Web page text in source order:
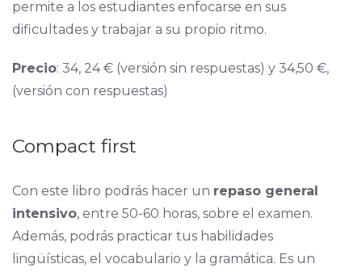
permite a los estudiantes enfocarse en sus
dificultades y trabajar a su propio ritmo.
Precio: 34, 24 € (versión sin respuestas) y 34,50 €,
(versión con respuestas)
Compact first
Con este libro podrás hacer un repaso general
intensivo, entre 50-60 horas, sobre el examen.
Además, podrás practicar tus habilidades
lingüísticas, el vocabulario y la gramática. Es un